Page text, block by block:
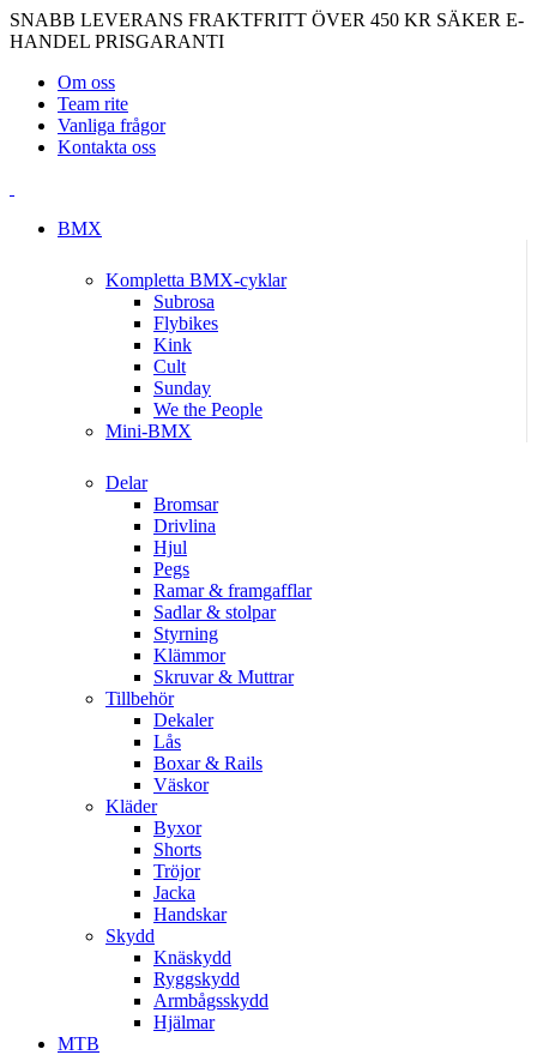
SNABB LEVERANS FRAKTFRITT ÖVER 450 KR SÄKER E-
HANDEL PRISGARANTI
Om oss
Team rite
Vanliga frågor
Kontakta oss
BMX
Kompletta BMX-cyklar
Subrosa
Flybikes
Kink
Cult
Sunday
We the People
Mini-BMX
Delar
Bromsar
Drivlina
Hjul
Pegs
Ramar & framgafflar
Sadlar & stolpar
Styrning
Klämmor
Skruvar & Muttrar
Tillbehör
Dekaler
Lås
Boxar & Rails
Väskor
Kläder
Byxor
Shorts
Tröjor
Jacka
Handskar
Skydd
Knäskydd
Ryggskydd
Armbågsskydd
Hjälmar
MTB